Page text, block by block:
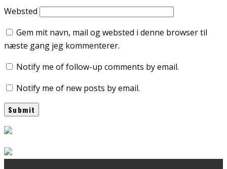
Websted
Gem mit navn, mail og websted i denne browser til
næste gang jeg kommenterer.
Notify me of follow-up comments by email.
Notify me of new posts by email.